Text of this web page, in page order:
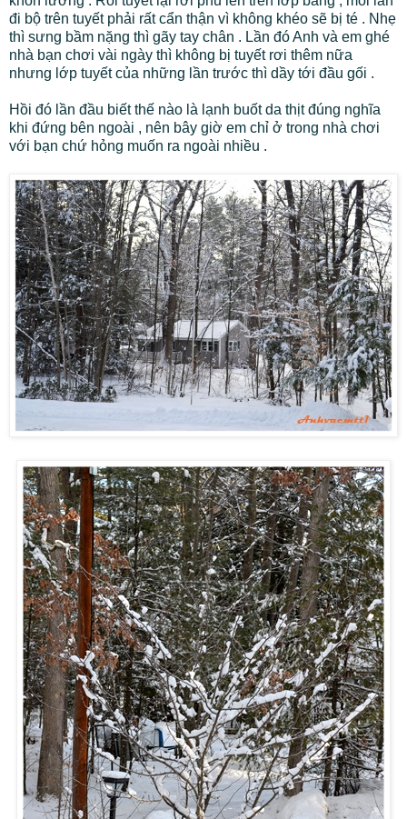
đi bộ trên tuyết phải rất cẩn thận vì không khéo sẽ bị té . Nhẹ
thì sưng bầm nặng thì gãy tay chân . Lần đó Anh và em ghé
nhà bạn chơi vài ngày thì không bị tuyết rơi thêm nữa
nhưng lớp tuyết của những lần trước thì dầy tới đầu gối .
Hồi đó lần đầu biết thế nào là lạnh buốt da thịt đúng nghĩa
khi đứng bên ngoài , nên bây giờ em chỉ ở trong nhà chơi
với bạn chứ hỏng muốn ra ngoài nhiều .